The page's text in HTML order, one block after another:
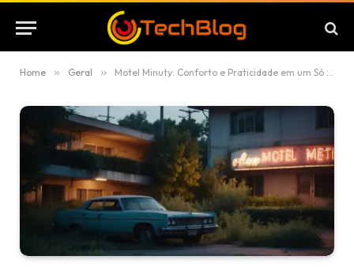
Home » Geral » Motel Minuty: Conforto e Praticidade em um Só Lugar